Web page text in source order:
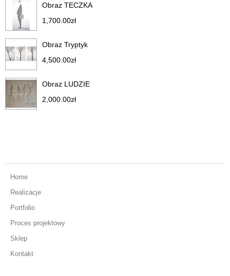
Obraz TECZKA
1,700.00zł
Obraz Tryptyk
4,500.00zł
Obraz LUDZIE
2,000.00zł
Home
Realizacje
Portfolio
Proces projektowy
Sklep
Kontakt